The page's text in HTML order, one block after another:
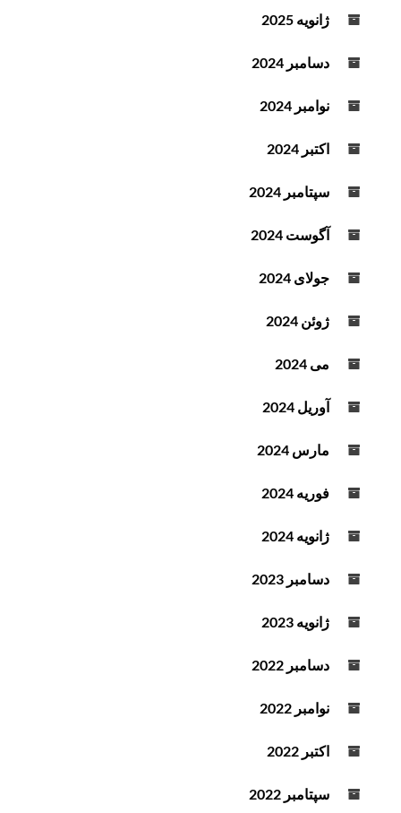
ژانویه 2025
دسامبر 2024
نوامبر 2024
اکتبر 2024
سپتامبر 2024
آگوست 2024
جولای 2024
ژوئن 2024
می 2024
آوریل 2024
مارس 2024
فوریه 2024
ژانویه 2024
دسامبر 2023
ژانویه 2023
دسامبر 2022
نوامبر 2022
اکتبر 2022
سپتامبر 2022